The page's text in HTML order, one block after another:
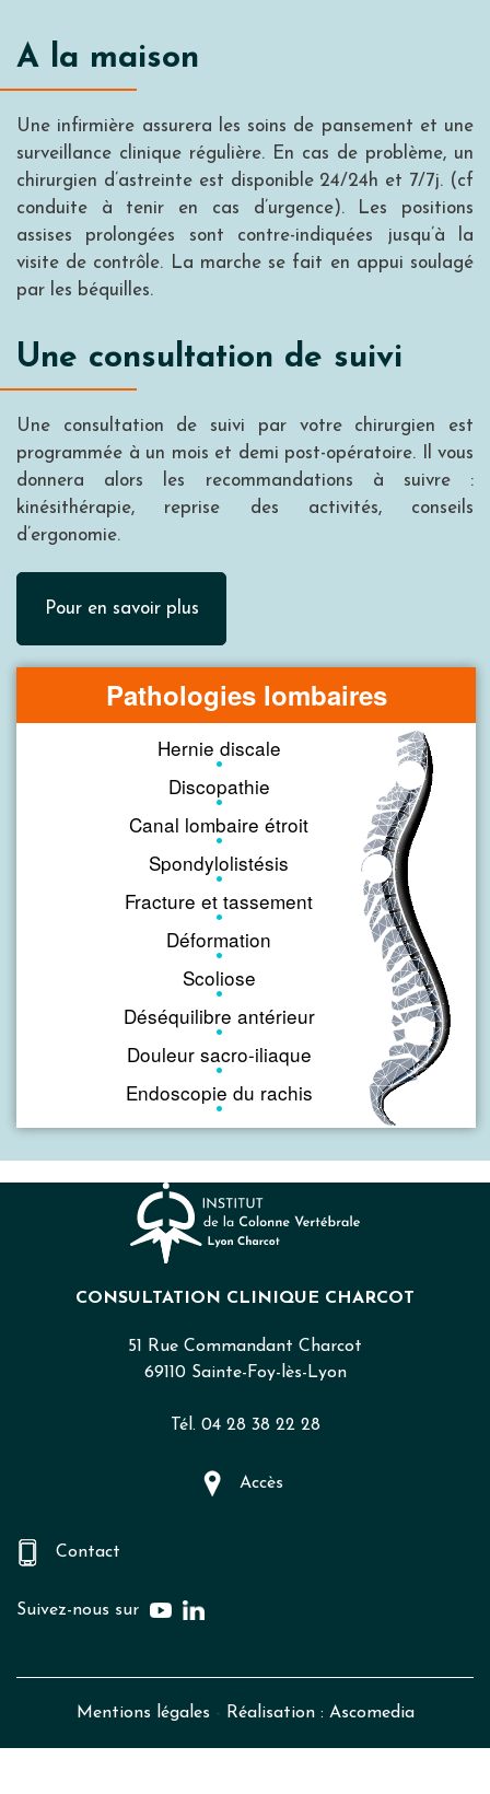
A la maison
Une infirmière assurera les soins de pansement et une
surveillance clinique régulière. En cas de problème, un
chirurgien d’astreinte est disponible 24/24h et 7/7j. (cf
conduite à tenir en cas d’urgence). Les positions
assises prolongées sont contre-indiquées jusqu’à la
visite de contrôle. La marche se fait en appui soulagé
par les béquilles.
Une consultation de suivi
Une consultation de suivi par votre chirurgien est
programmée à un mois et demi post-opératoire. Il vous
donnera alors les recommandations à suivre :
kinésithérapie, reprise des activités, conseils
d’ergonomie.
Pour en savoir plus
Pathologies lombaires
Hernie discale
Discopathie
Canal lombaire étroit
Spondylolistésis
Fracture et tassement
Déformation
Scoliose
Déséquilibre antérieur
Douleur sacro-iliaque
Endoscopie du rachis
CONSULTATION CLINIQUE CHARCOT
51 Rue Commandant Charcot
69110 Sainte-Foy-lès-Lyon
Tél. 04 28 38 22 28
Accès
Contact
Suivez-nous sur
Mentions légales - Réalisation : Ascomedia